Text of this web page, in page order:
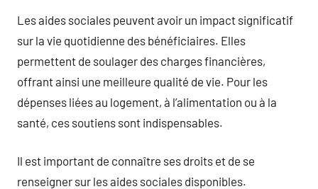
Les aides sociales peuvent avoir un impact significatif
sur la vie quotidienne des bénéficiaires. Elles
permettent de soulager des charges financières,
offrant ainsi une meilleure qualité de vie. Pour les
dépenses liées au logement, à l’alimentation ou à la
santé, ces soutiens sont indispensables.
Il est important de connaître ses droits et de se
renseigner sur les aides sociales disponibles.